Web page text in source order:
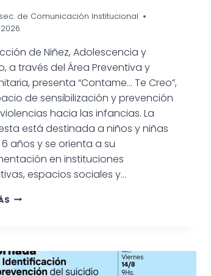
de Comunicación Institucional
de Niñez, Adolescencia y
a través del Área Preventiva y
presenta “Contame… Te Creo”,
de sensibilización y prevención
hacia las infancias. La
está destinada a niños y niñas
años y se orienta a su
en instituciones
espacios sociales y…
LANZAN
PREVENIR
VIOLENCIAS